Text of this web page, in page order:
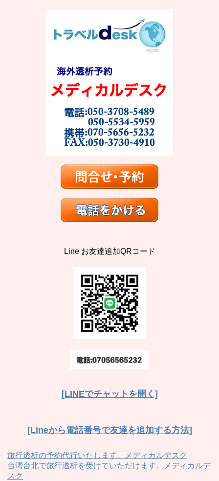
Line お友達追加QRコード
[LINEでチャットを開く]
[Lineから電話番号で友達を追加する方法]
旅行透析の予約代行いたします。メディカルデスク
台湾台北で旅行透析を受けていただけます。メディカルデ
スク